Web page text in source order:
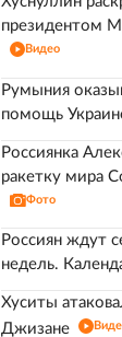
президентом
Видео
Румыния
помощь
Россиянка
ракетку мира
Фото
Россиян ждут
недель.
Хуситы
Джизане